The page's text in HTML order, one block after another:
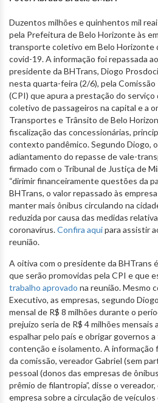
Duzentos milhões e quinhentos mil
pela Prefeitura de Belo Horizonte às
transporte coletivo em Belo Horizonte
covid-19. A informação foi repassada
presidente da BHTrans, Diogo
nesta quarta-feira (2/6), pela
(CPI) que apura a prestação do
coletivo de passageiros na capital e a
Transportes e Trânsito de Belo
fiscalização das concessionárias,
contexto pandêmico. Segundo Diogo,
adiantamento do repasse de vale-
firmado com o Tribunal de Justiça de
“dirimir financeiramente questões da
BHTrans, o valor repassado às
manter mais ônibus circulando na
reduzida por causa das medidas
coronavírus.Confira aquipara assistir
reunião.
A oitiva com o presidente da BHTrans
que serão promovidas pela CPI e que
trabalho aprovado na reunião. Mesmo
Executivo, as empresas, segundo
mensal de R$ 8 milhões durante o
prejuízo seria de R$ 4 milhões mensais
espalhar pelo país e obrigar governos
contenção e isolamento. A
da comissão, vereador Gabriel (sem
pessoal (donos das empresas de
prêmio de filantropia”, disse o
empresa sobre a circulação de